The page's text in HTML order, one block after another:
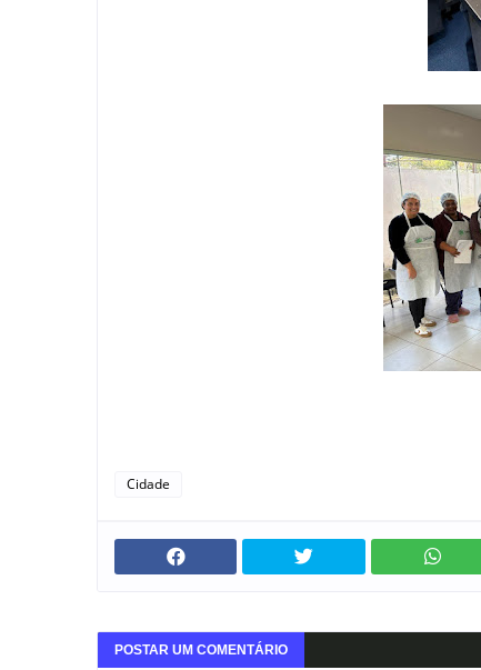
Cidade
POSTAR UM COMENTÁRIO